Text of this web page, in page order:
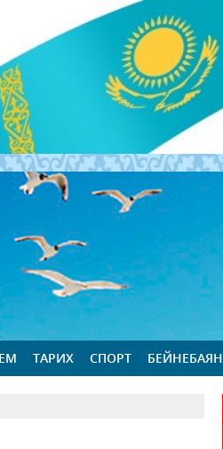
ТАРИХ СПОРТ БЕЙНЕБАЯН